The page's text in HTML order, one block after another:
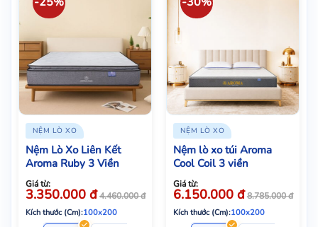
NỆM LÒ XO
Nệm Lò Xo Liên Kết
Aroma Ruby 3 Viền
Giá từ:
3.350.000 đ 4.460.000đ
Kích thước (Cm):100x200
NỆM LÒ XO
Nệm lò xo túi Aroma
Cool Coil 3 viền
Giá từ:
6.150.000 đ 8.785.000đ
Kích thước (Cm):100x200